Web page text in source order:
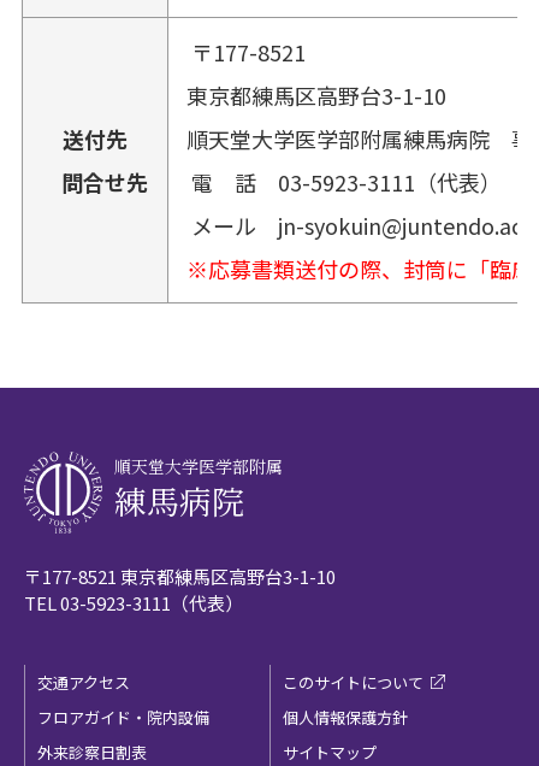
送付先
問合せ先
〒177-8521
東京都練馬区高野台3-1-10
順天堂大学医学部附属練馬病院 事
電 話 03-5923-3111（代表）
メール jn-
※応募書類送付の際、封筒に「臨
順天堂大学医学部附属
練馬病院
〒177-8521 東京都練馬区高野台3-1-10
TEL03-5923-3111 （代表）
交通アクセス
フロアガイド・院内設備
外来診察日割表
このサイトについて
個人情報保護方針
サイトマップ